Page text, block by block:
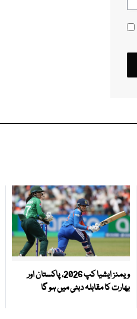
ویمنز ایشیا کپ 2026، پاکستان اور
بھارت کا مقابلہ دبئی میں ہو گا